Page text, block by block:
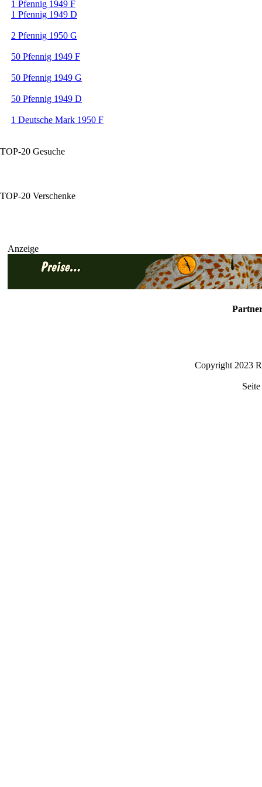
1 Pfennig 1949 F
1 Pfennig 1949 D
2 Pfennig 1950 G
50 Pfennig 1949 F
50 Pfennig 1949 G
50 Pfennig 1949 D
1 Deutsche Mark 1950 F
TOP-20 Gesuche
TOP-20 Verschenke
Anzeige
Copyright 2023